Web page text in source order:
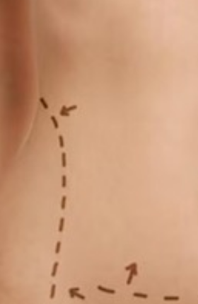
i nostri
sia in
in reparto, ti
alla cura
Scopri